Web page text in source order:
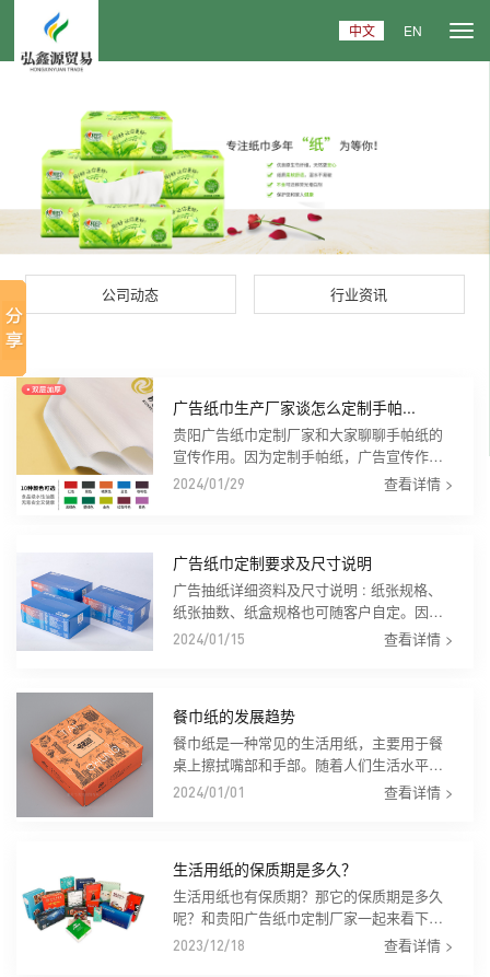
中文 EN
公司动态 行业资讯
广告纸巾生产厂家谈怎么定制手帕...
贵阳广告纸巾定制厂家和大家聊聊手帕纸的
宣传作用。因为定制手帕纸，广告宣传作用
明显，单价低，方便携带，防止二次污染。
2024/01/29 查看详情 >
广告纸巾定制要求及尺寸说明
广告抽纸详细资料及尺寸说明 : 纸张规格、
纸张抽数、纸盒规格也可随客户自定。因定
制产品的特殊性，商品定制期间不可退款，
2024/01/15 查看详情 >
餐巾纸的发展趋势
餐巾纸是一种常见的生活用纸，主要用于餐
桌上擦拭嘴部和手部。随着人们生活水平的
提高和生活方式的改变，餐巾纸的需求量也
2024/01/01 查看详情 >
生活用纸的保质期是多久？
生活用纸也有保质期？那它的保质期是多久
呢？和贵阳广告纸巾定制厂家一起来看下
吧！ 生活用纸主要供人们生活日常卫生之
2023/12/18 查看详情 >